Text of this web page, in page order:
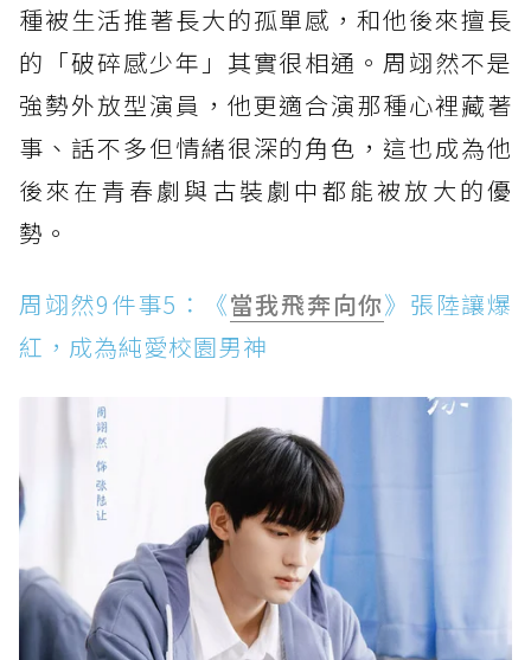
種被生活推著長大的孤單感，和他後來擅長
的「破碎感少年」其實很相通。周翊然不是
強勢外放型演員，他更適合演那種心裡藏著
事、話不多但情緒很深的角色，這也成為他
後來在青春劇與古裝劇中都能被放大的優
勢。
周翊然9件事5：《當我飛奔向你》張陸讓爆
紅，成為純愛校園男神